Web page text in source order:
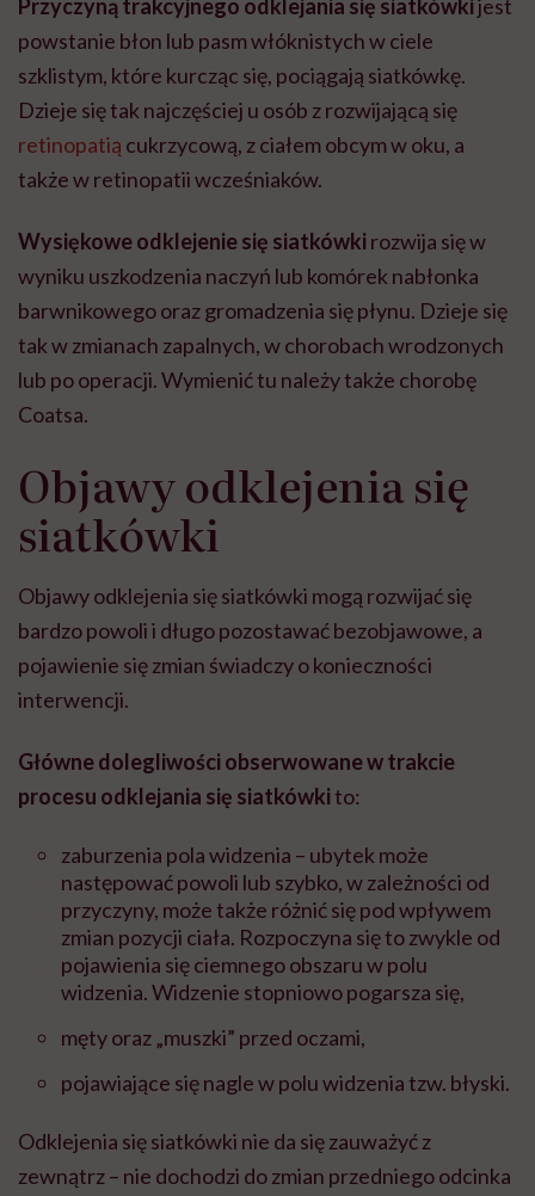
Przyczyną trakcyjnego odklejania się siatkówkijest
powstanie błon lub pasm włóknistych w ciele
szklistym, które kurcząc się, pociągają siatkówkę.
Dzieje się tak najczęściej u osób z rozwijającą się
retinopatią cukrzycową, z ciałem obcym w oku, a
także w retinopatii wcześniaków.
Wysiękowe odklejenie się siatkówki rozwija się w
wyniku uszkodzenia naczyń lub komórek nabłonka
barwnikowego oraz gromadzenia się płynu. Dzieje się
tak w zmianach zapalnych, w chorobach wrodzonych
lub po operacji. Wymienić tu należy także chorobę
Coatsa.
Objawy odklejenia się
siatkówki
Objawy odklejenia się siatkówki mogą rozwijać się
bardzo powoli i długo pozostawać bezobjawowe, a
pojawienie się zmian świadczy o konieczności
interwencji.
Główne dolegliwości obserwowane w trakcie
procesu odklejania się siatkówkito:
zaburzenia pola widzenia – ubytek może
następować powoli lub szybko, w zależności od
przyczyny, może także różnić się pod wpływem
zmian pozycji ciała. Rozpoczyna się to zwykle od
pojawienia się ciemnego obszaru w polu
widzenia. Widzenie stopniowo pogarsza się,
męty oraz „muszki” przed oczami,
pojawiające się nagle w polu widzenia tzw. błyski.
Odklejenia się siatkówki nie da się zauważyć z
zewnątrz – nie dochodzi do zmian przedniego odcinka